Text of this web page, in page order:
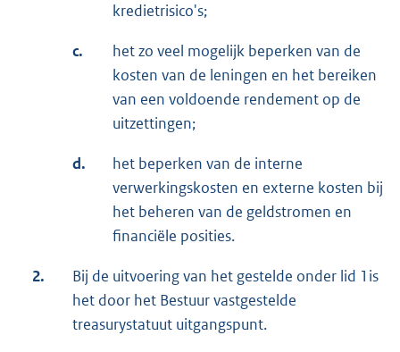
kredietrisico's;
c.
het zo veel mogelijk beperken van de
kosten van de leningen en het bereiken
van een voldoende rendement op de
uitzettingen;
d.
het beperken van de interne
verwerkingskosten en externe kosten bij
het beheren van de geldstromen en
financiële posities.
2.
Bij de uitvoering van het gestelde onder lid 1is
het door het Bestuur vastgestelde
treasurystatuut uitgangspunt.